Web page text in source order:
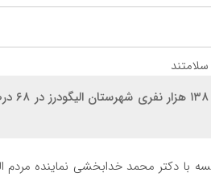
مدیرکل
با دکتر محمد خدابخشی نماینده مردم